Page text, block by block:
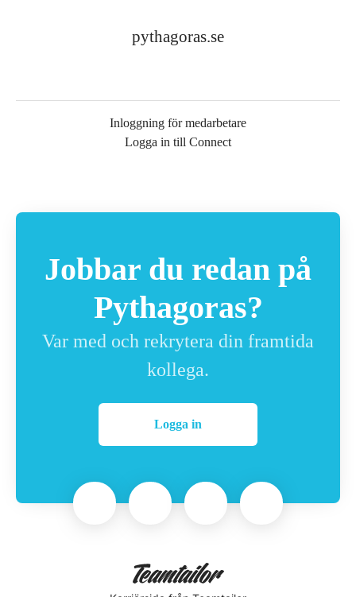
pythagoras.se
Inloggning för medarbetare
Logga in till Connect
Jobbar du redan på
Pythagoras?
Var med och rekrytera din framtida
kollega.
Logga in